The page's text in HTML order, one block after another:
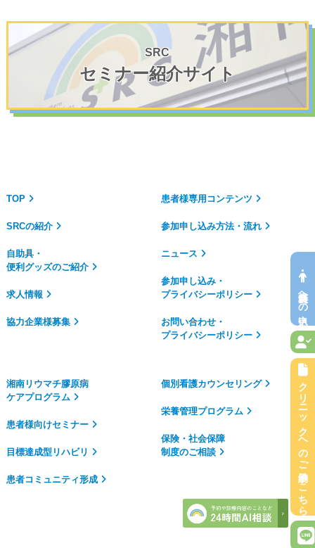
無料会員への申込
クリニックへのご予約はこちら
SRC
セミナー紹介サイト
TOP
SRCの紹介
自助具・
便利グッズのご紹介
求人情報
協力企業様募集
患者様専用コンテンツ
参加申し込み方法・流れ
ニュース
参加申し込み・
プライバシーポリシー
お問い合わせ・
プライバシーポリシー
湘南リウマチ膠原病
ケアプログラム
患者様向けセミナー
目標達成型リハビリ
患者コミュニティ形成
個別看護カウンセリング
栄養管理プログラム
保険・社会保障
制度のご相談